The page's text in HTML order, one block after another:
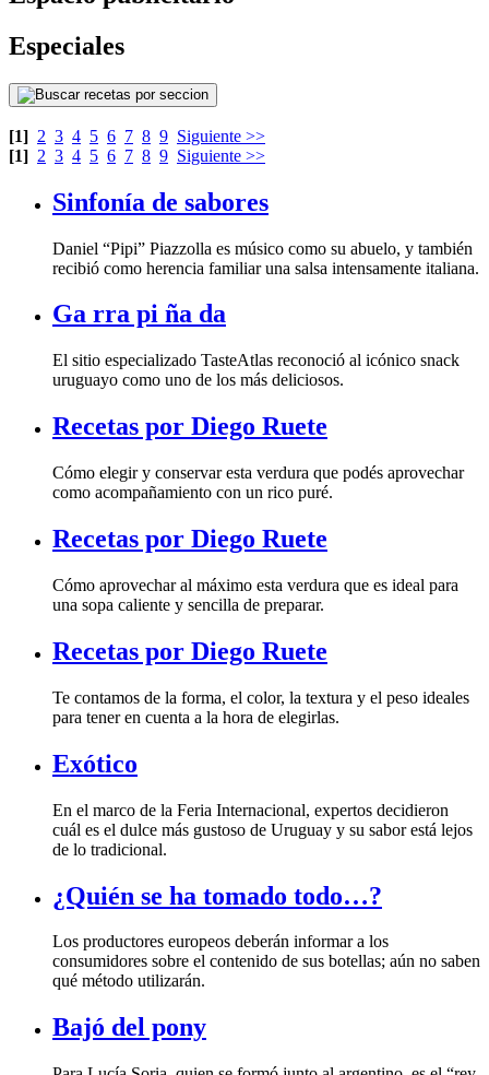
Especiales
[1] 2 3 4 5 6 7 8 9 Siguiente >>
[1] 2 3 4 5 6 7 8 9 Siguiente >>
Sinfonía de sabores
recibió como herencia familiar una salsa intensamente italiana.
Ga rra pi ña da
uruguayo como uno de los más deliciosos.
Recetas por Diego Ruete
como acompañamiento con un rico puré.
Recetas por Diego Ruete
una sopa caliente y sencilla de preparar.
Recetas por Diego Ruete
para tener en cuenta a la hora de elegirlas.
Exótico
de lo tradicional.
¿Quién se ha tomado todo…?
qué método utilizarán.
Bajó del pony